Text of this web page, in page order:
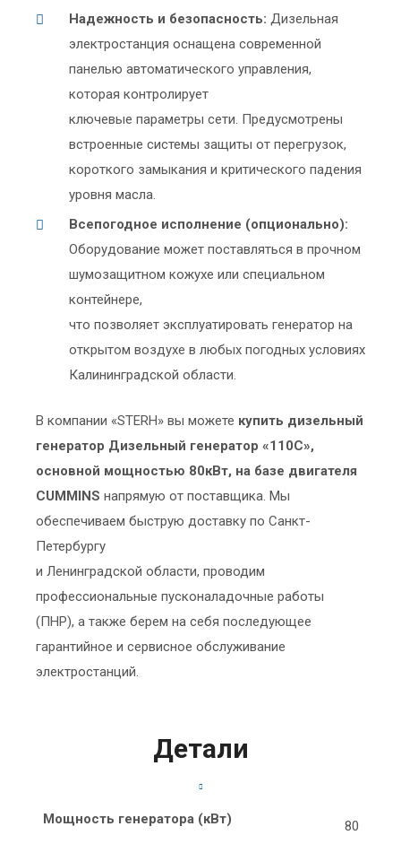
Надежность и безопасность: Дизельная
электростанция оснащена современной
панелью автоматического управления,
которая контролирует
ключевые параметры сети. Предусмотрены
встроенные системы защиты от перегрузок,
короткого замыкания и критического падения
уровня масла.
Всепогодное исполнение (опционально):
Оборудование может поставляться в прочном
шумозащитном кожухе или специальном
контейнере,
что позволяет эксплуатировать генератор на
открытом воздухе в любых погодных условиях
Калининградской области.
В компании «STERH» вы можете купить дизельный
генератор Дизельный генератор «110C»,
основной мощностью 80кВт, на базе двигателя
CUMMINS напрямую от поставщика. Мы
обеспечиваем быструю доставку по Санкт-
Петербургу
и Ленинградской области, проводим
профессиональные пусконаладочные работы
(ПНР), а также берем на себя последующее
гарантийное и сервисное обслуживание
электростанций.
Детали
Мощность генератора (кВт) 80